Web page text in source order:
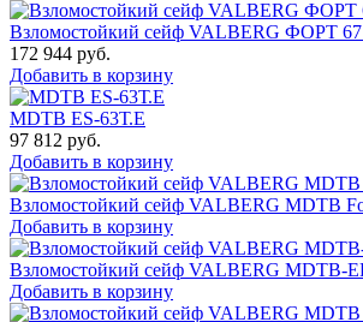
Взломостойкий сейф VALBERG ФОРТ
172 944 руб.
Добавить в корзину
MDTB ES-63Т.Е
97 812 руб.
Добавить в корзину
Взломостойкий сейф VALBERG MDTB
Добавить в корзину
Взломостойкий сейф VALBERG MDTB-
Добавить в корзину